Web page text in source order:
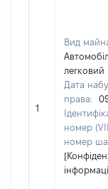
1
Вид
легковий
Дата
права:
номер
номер